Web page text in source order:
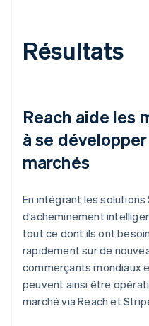
Résultats
Reach aide les
à se
marchés
En intégrant les
d’acheminement
tout ce dont ils ont
rapidement sur de
commerçants mondiaux
peuvent ainsi être
marché via Reach et